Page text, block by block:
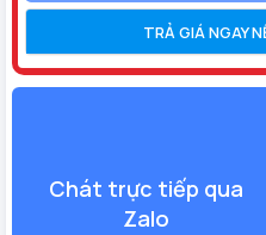
TRẢ GIÁ NGAY
Chát trực tiếp qua
Zalo